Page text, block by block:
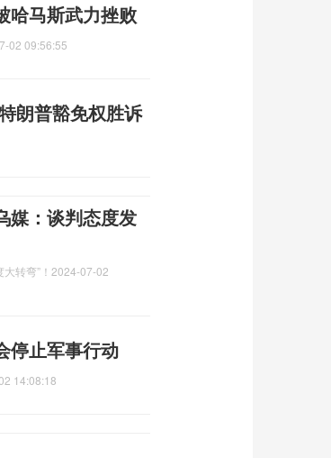
哈马斯武力挫败
02 09:56:55
朗普豁免权胜诉
媒：谈判态度发
转弯”！ 2024-07-02
停止军事行动
14:08:18